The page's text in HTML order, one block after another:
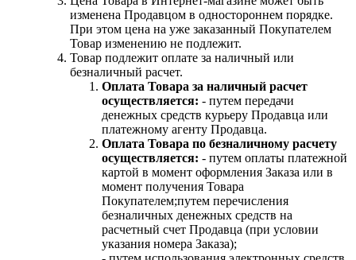
изменена Продавцом в одностороннем порядке.
При этом цена на уже заказанный Покупателем
Товар изменению не подлежит.
Товар подлежит оплате за наличный или
безналичный расчет.
Оплата Товара за наличный расчет
осуществляется: - путем передачи
денежных средств курьеру Продавца или
платежному агенту Продавца.
Оплата Товара по безналичному расчету
осуществляется: - путем оплаты платежной
картой в момент оформления Заказа или в
момент получения Товара
Покупателем;путем перечисления
безналичных денежных средств на
расчетный счет Продавца (при условии
указания номера Заказа);